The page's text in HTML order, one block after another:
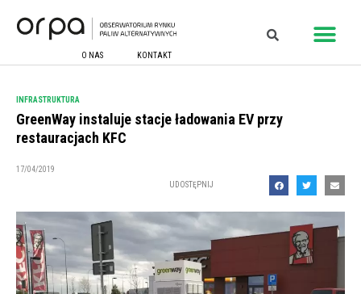
O NAS KONTAKT
INFRASTRUKTURA
GreenWay instaluje stacje ładowania EV przy
restauracjach KFC
17/04/2019
UDOSTĘPNIJ